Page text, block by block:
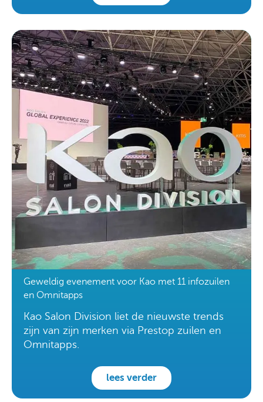
Geweldig evenement voor Kao met 11 infozuilen
en Omnitapps
Kao Salon Division liet de nieuwste trends
zijn van zijn merken via Prestop zuilen en
Omnitapps.
lees verder